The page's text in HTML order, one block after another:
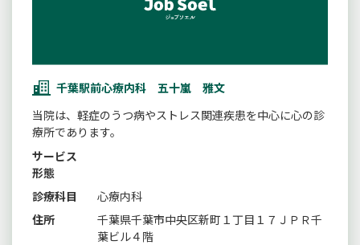
千葉駅前心療内科 五十嵐 雅文
当院は、軽症のうつ病やストレス関連疾患を中心に心の診
療所であります。
サービス
形態
診療科目
心療内科
住所
千葉県千葉市中央区新町１丁目１７ＪＰＲ千
葉ビル４階